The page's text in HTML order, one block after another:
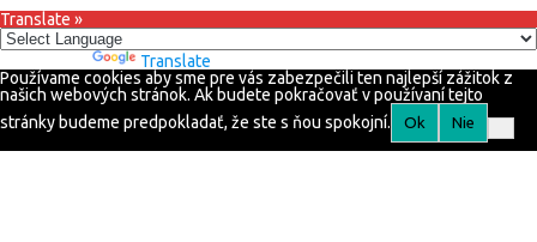
Translate »
Translate
Používame cookies aby sme pre vás zabezpečili ten najlepší zážitok z
našich webových stránok. Ak budete pokračovať v používaní tejto
stránky budeme predpokladať, že ste s ňou spokojní.
Ok Nie